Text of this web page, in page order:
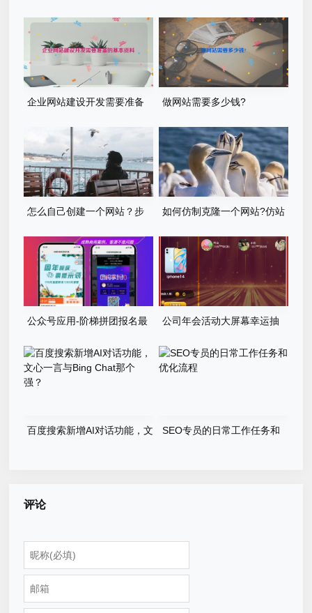
企业网站建设开发需要准备
做网站需要多少钱?
怎么自己创建一个网站？步
如何仿制克隆一个网站?仿站
公众号应用-阶梯拼团报名最
公司年会活动大屏幕幸运抽
百度搜索新增AI对话功能，文
SEO专员的日常工作任务和
评论